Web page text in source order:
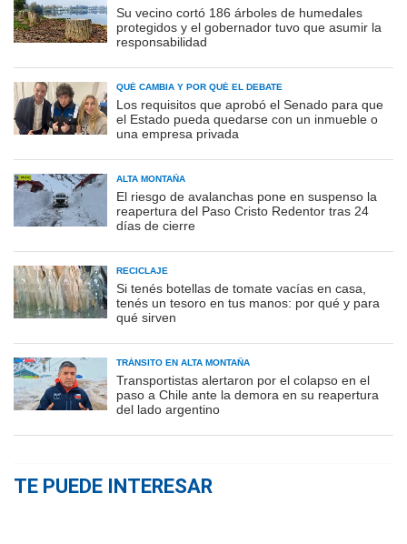
Su vecino cortó 186 árboles de humedales
protegidos y el gobernador tuvo que asumir la
responsabilidad
QUÉ CAMBIA Y POR QUÉ EL DEBATE
Los requisitos que aprobó el Senado para que
el Estado pueda quedarse con un inmueble o
una empresa privada
ALTA MONTAÑA
El riesgo de avalanchas pone en suspenso la
reapertura del Paso Cristo Redentor tras 24
días de cierre
RECICLAJE
Si tenés botellas de tomate vacías en casa,
tenés un tesoro en tus manos: por qué y para
qué sirven
TRÁNSITO EN ALTA MONTAÑA
Transportistas alertaron por el colapso en el
paso a Chile ante la demora en su reapertura
del lado argentino
TE PUEDE INTERESAR